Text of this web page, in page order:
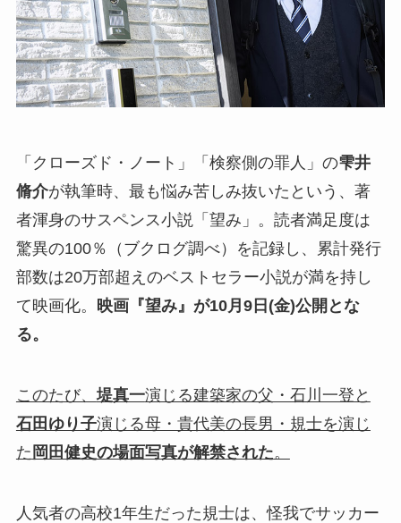
「クローズド・ノート」「検察側の罪人」の雫井
脩介が執筆時、最も悩み苦しみ抜いたという、著
者渾身のサスペンス小説「望み」。読者満足度は
驚異の100％（ブクログ調べ）を記録し、累計発行
部数は20万部超えのベストセラー小説が満を持し
て映画化。 映画『望み』が10月9日(金)公開とな
る。
このたび、堤真一演じる建築家の父・石川一登と
石田ゆり子演じる母・貴代美の長男・規士を演じ
た 岡田健史の場面写真が解禁された。
人気者の高校1年生だった規士は、怪我でサッカー